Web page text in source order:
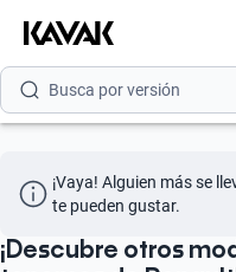
Busca por modelo
Busca por versión
Busca por marca
Busca por modelo
¡Vaya! Alguien más se
te pueden gustar.
¡Descubre otros